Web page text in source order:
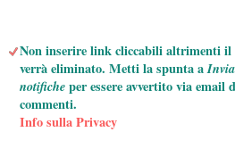
Non inserire link cliccabili altrimenti il
verrà eliminato. Metti la spunta a
notificheper essere avvertito via email
commenti.
Info sulla Privacy